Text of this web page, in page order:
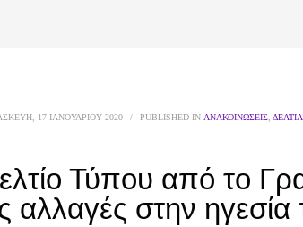
17 ΙΑΝΟΥΑΡΊΟΥ 2020 / PUBLISHED IN ΑΝΑΚΟΙΝΏΣΕΙΣ
Τύπου από το
αλλαγές στην